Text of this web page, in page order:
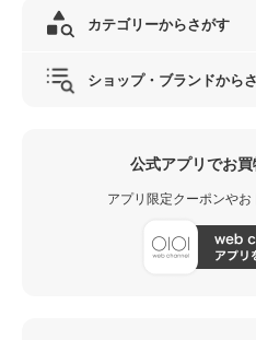
カテゴリーからさがす
ショップ・ブランドから
公式アプリでお
アプリ限定クーポンやお